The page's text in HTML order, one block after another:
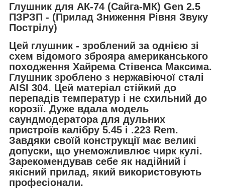
Глушник для АК-74 (Сайга-МК) Gen 2.5
ПЗРЗП - (Прилад Зниження Рівня Звуку
Пострілу)
Цей глушник - зроблений за однією зі
схем відомого зброяра американського
походження Хайрема Стівенса Максима.
Глушник зроблено з нержавіючої сталі
AISI 304. Цей матеріал стійкий до
перепадів температур і не схильний до
корозії. Дуже вдала модель
саундмодератора для дульних
пристроїв калібру 5.45 і .223 Rem.
Завдяки своїй конструкції має великі
допуски, що унеможливлює чирк кулі.
Зарекомендував себе як надійний і
якісний прилад, який використовують
професіонали.